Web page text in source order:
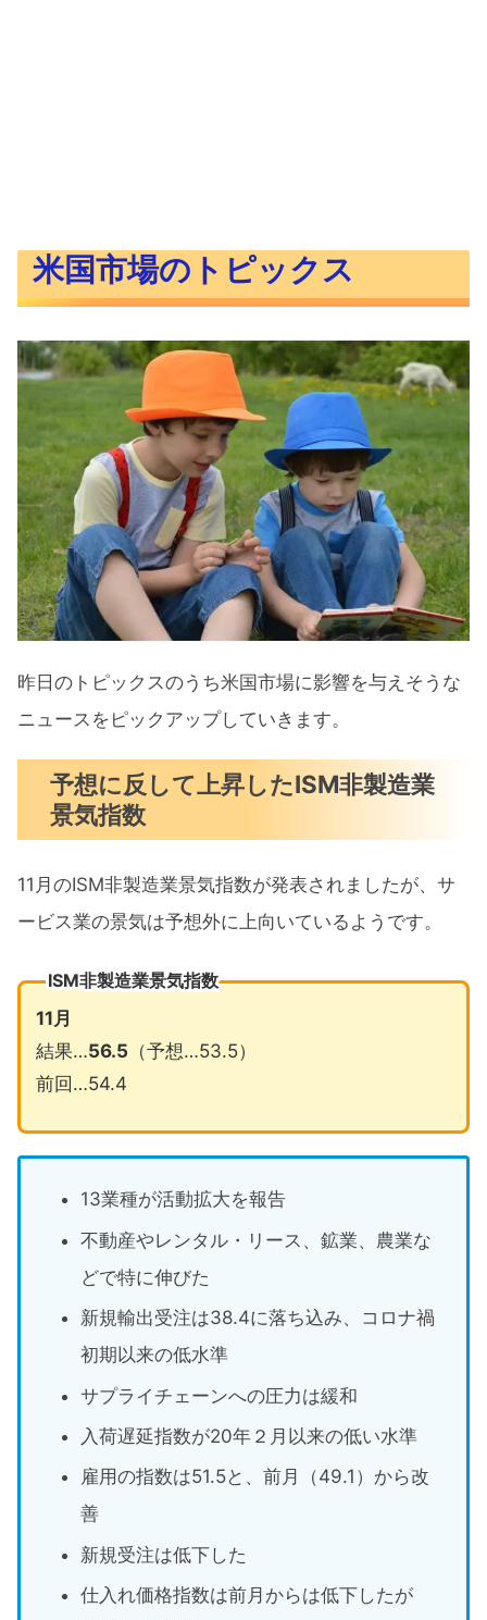
米国市場のトピックス
昨日のトピックスのうち米国市場に影響を与えそうな
ニュースをピックアップしていきます。
予想に反して上昇したISM非製造業
景気指数
11月のISM非製造業景気指数が発表されましたが、サ
ービス業の景気は予想外に上向いているようです。
ISM非製造業景気指数
11月
結果…56.5 （予想…53.5）
前回…54.4
13業種が活動拡大を報告
不動産やレンタル・リース、鉱業、農業な
どで特に伸びた
新規輸出受注は38.4に落ち込み、コロナ禍
初期以来の低水準
サプライチェーンへの圧力は緩和
入荷遅延指数が20年２月以来の低い水準
雇用の指数は51.5と、前月（49.1）から改
善
新規受注は低下した
仕入れ価格指数は前月からは低下したが